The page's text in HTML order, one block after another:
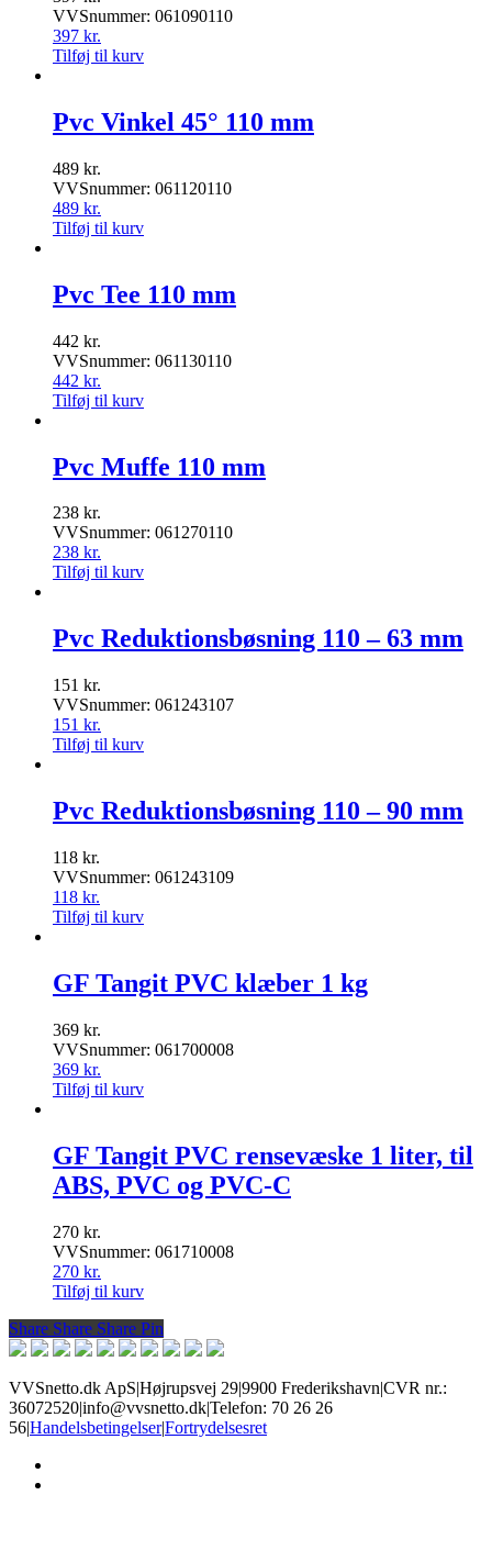
VVSnummer: 061090110
397 kr.
Tilføj til kurv
Pvc Vinkel 45° 110 mm
489 kr.
VVSnummer: 061120110
489 kr.
Tilføj til kurv
Pvc Tee 110 mm
442 kr.
VVSnummer: 061130110
442 kr.
Tilføj til kurv
Pvc Muffe 110 mm
238 kr.
VVSnummer: 061270110
238 kr.
Tilføj til kurv
Pvc Reduktionsbøsning 110 – 63 mm
151 kr.
VVSnummer: 061243107
151 kr.
Tilføj til kurv
Pvc Reduktionsbøsning 110 – 90 mm
118 kr.
VVSnummer: 061243109
118 kr.
Tilføj til kurv
GF Tangit PVC klæber 1 kg
369 kr.
VVSnummer: 061700008
369 kr.
Tilføj til kurv
GF Tangit PVC rensevæske 1 liter, til
ABS, PVC og PVC-C
270 kr.
VVSnummer: 061710008
270 kr.
Tilføj til kurv
Share
Share Share Share Pin
VVSnetto.dk ApS|Højrupsvej 29|9900 Frederikshavn|CVR nr.:
36072520|info@vvsnetto.dk|Telefon: 70 26 26
56|Handelsbetingelser|Fortrydelsesret